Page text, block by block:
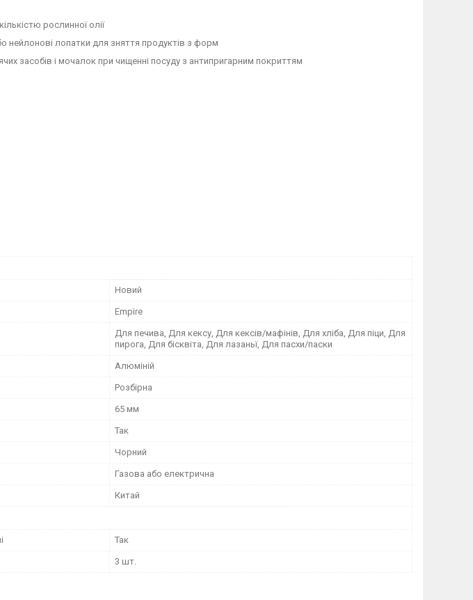
рослинної олії
нейлонові лопатки для зняття продуктів з форм
засобів і мочалок при чищенні посуду з антипригарним покриттям
Новий
Empire
Для печива, Для кексу, Для кексів/мафінів, Для хліба, Для піци, Для
пирога, Для бісквіта, Для лазаньї, Для пасхи/паски
Алюміній
Розбірна
65 мм
Так
Чорний
Газова або електрична
Китай
Так
3 шт.